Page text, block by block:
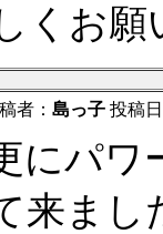
くお
者： 島っ子 投稿
にパワ
来まし